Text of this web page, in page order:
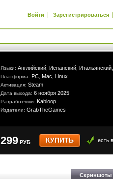
Войти | Зарегистрироваться
Языки: Английский, Испанский, Итальянский,
Платформа: PC Mac Linux
Активация: Steam
Дата выхода: 6 ноября 2025
Разработчики: Kabloop
Издатели: GrabTheGames
299 РУБ КУПИТЬ есть
Скриншоты